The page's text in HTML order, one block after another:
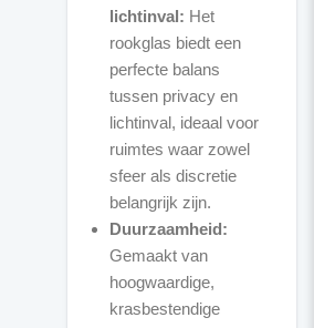
lichtinval: Het
rookglas biedt een
perfecte balans
tussen privacy en
lichtinval, ideaal voor
ruimtes waar zowel
sfeer als discretie
belangrijk zijn.
Duurzaamheid:
Gemaakt van
hoogwaardige,
krasbestendige